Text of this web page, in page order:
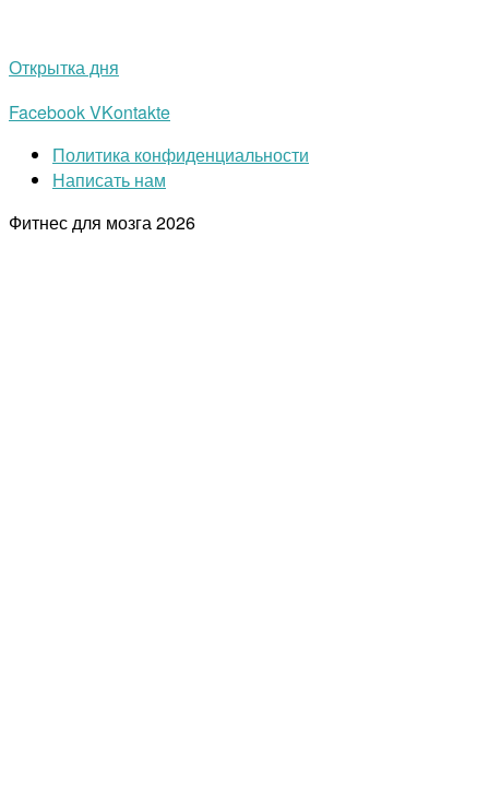
Открытка дня
FacebookVKontakte
Политика конфиденциальности
Написать нам
Фитнес для мозга2026